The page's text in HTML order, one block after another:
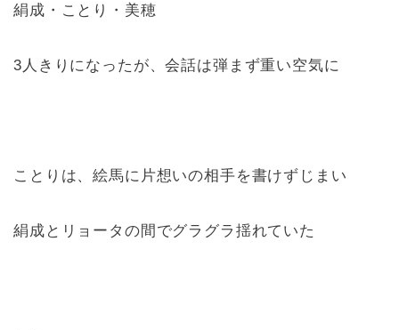
絹成・ことり・美穂
3人きりになったが、会話は弾まず重い空気に
ことりは、絵馬に片想いの相手を書けずじまい
絹成とリョータの間でグラグラ揺れていた